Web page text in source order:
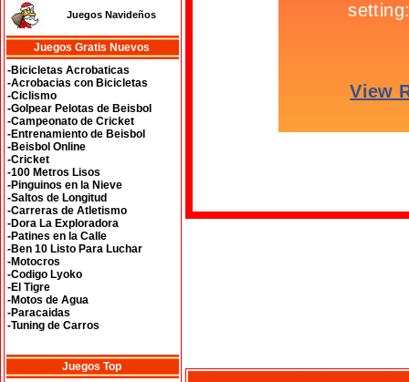
Juegos Navideños
Juegos Gratis Nuevos
-Bicicletas Acrobaticas
-Acrobacias con Bicicletas
-Ciclismo
-Golpear Pelotas de Beisbol
-Campeonato de Cricket
-Entrenamiento de Beisbol
-Beisbol Online
-Cricket
-100 Metros Lisos
-Pinguinos en la Nieve
-Saltos de Longitud
-Carreras de Atletismo
-Dora La Exploradora
-Patines en la Calle
-Ben 10 Listo Para Luchar
-Motocros
-Codigo Lyoko
-El Tigre
-Motos de Agua
-Paracaidas
-Tuning de Carros
Juegos Top